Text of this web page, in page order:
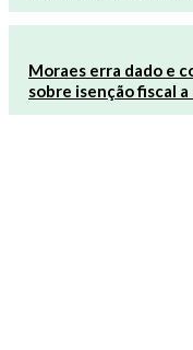
Moraes erra dado e
sobre isenção fiscal